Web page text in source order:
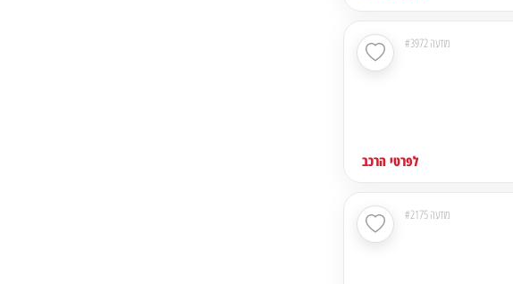
מודעה #3972
לפרטי הרכב
מודעה #2175